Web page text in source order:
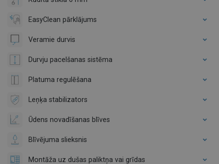
EasyClean pārklājums
Veramie durvis
Durvju pacelšanas sistēma
Platuma regulēšana
Leņķa stabilizators
Ūdens novadīšanas blīves
Blīvējuma slieksnis
Montāža uz dušas paliktņa vai grīdas